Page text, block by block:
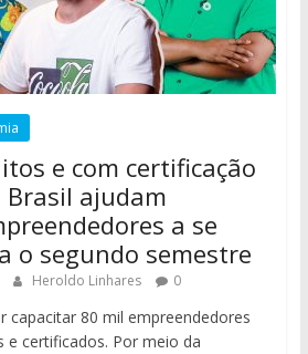
e com certificação
Brasil ajudam
a se
o segundo semestre
Heroldo Linhares 0
capacitar 80 mil empreendedores
certificados. Por meio da